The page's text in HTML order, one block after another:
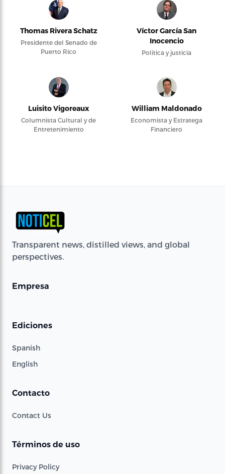
Thomas Rivera Schatz
Presidente del Senado de
Puerto Rico
Víctor García San
Inocencio
Política y justicia
Luisito Vigoreaux
Columnista Cultural y de
Entretenimiento
William Maldonado
Economista y Estratega
Financiero
Transparent news, distilled views, and global
perspectives.
Empresa
Ediciones
Spanish
English
Contacto
Contact Us
Términos de uso
Privacy Policy